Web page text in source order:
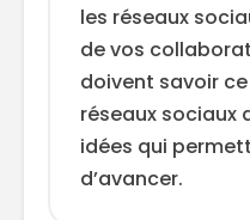
les réseaux
de vos
doivent savoir
réseaux sociaux
idées qui
d’avancer.